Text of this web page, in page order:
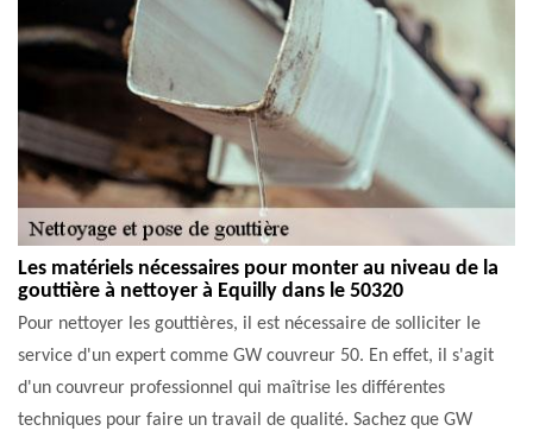
Les matériels nécessaires pour monter au niveau de la
gouttière à nettoyer à Equilly dans le 50320
Pour nettoyer les gouttières, il est nécessaire de solliciter le
service d'un expert comme GW couvreur 50. En effet, il s'agit
d'un couvreur professionnel qui maîtrise les différentes
techniques pour faire un travail de qualité. Sachez que GW